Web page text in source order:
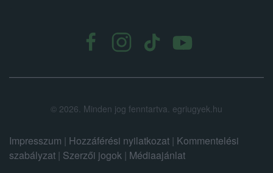
© 2026. Minden jog fenntartva. egriugyek.hu
Impresszum | Hozzáférési nyilatkozat | Kommentelési
szabályzat | Szerzői jogok | Médiaajánlat